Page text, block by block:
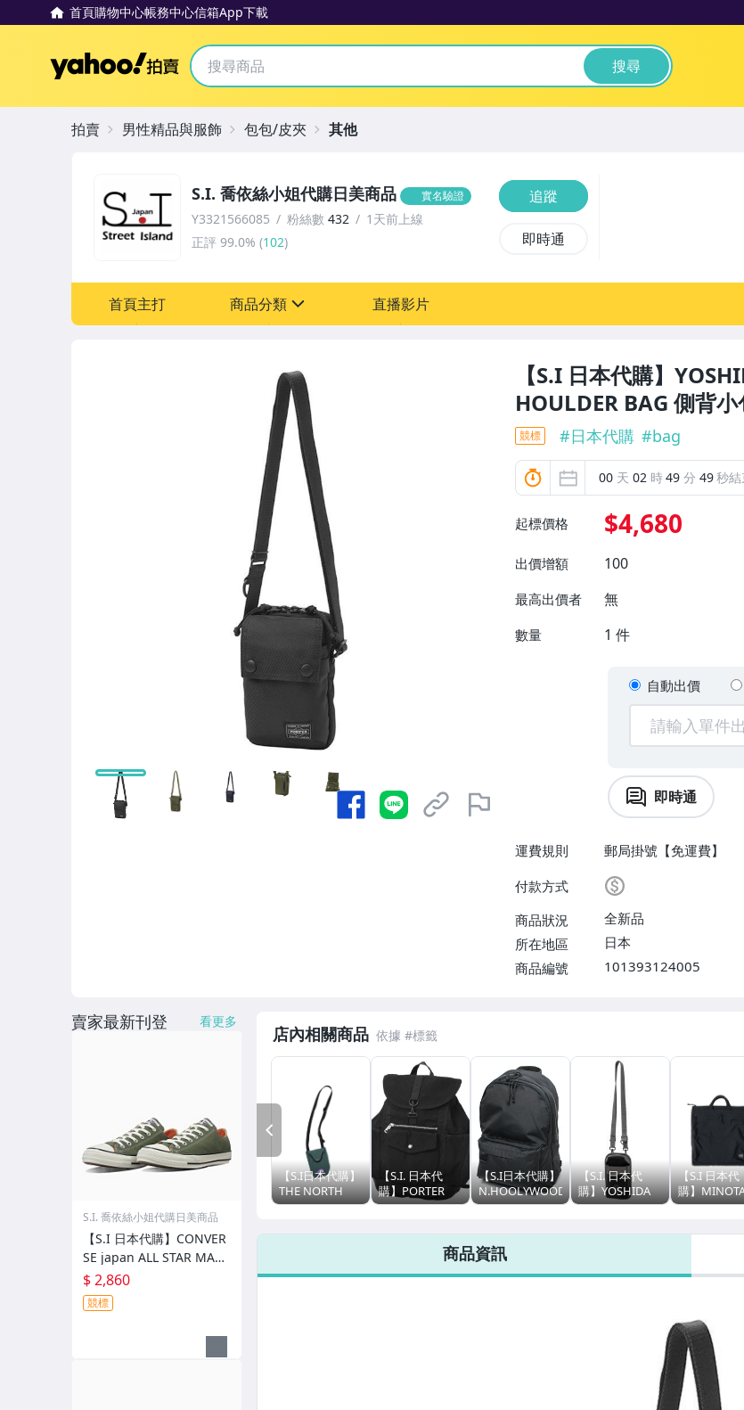
首頁購物中心帳務中心信箱App下載
Yahoo拍賣 搜尋
【S.I 日本代購】
HOULDER BAG 側背小
競標 #日本代購 #bag
00 天 02 時49 分 48秒結
起標價格 $4,680
出價增額 100
最高出價者 無
數量 1 件
自動出價
即時通
運費規則
郵局掛號【免運費】
付款方式
商品狀況
全新品
所在地區
日本
商品編號
101393124005
S.I. 喬依絲小姐代購日美商品 實名驗證
Y3321566085 粉絲數 432
1天前上線
正評 99.0% (102)
追蹤
即時通
首頁主打 商品分類 直播影片
拍賣 男性精品與服飾 包包/皮夾 其他
店內相關商品
【S.I日本代購】
THE NORTH
FACE 紫標
Ripstop
【S.I. 日本代
購】PORTER
CRAG
包,免運
【S.I日本代購】
N.HOOLYWOOD
COMPILE x
BACKPACK
【S.I. 日本代
購】YOSHIDA
KABAN PORTER
BAG
【S.I 日本代
購】
INST. x
肩背包
PREV
商品資訊
賣家最新刊登 看更多
S.I. 喬依絲小姐代購日美商品
【S.I 日本代購】CONVER
SE japan ALL STAR MAN
YLON OX
$ 2,860
競標